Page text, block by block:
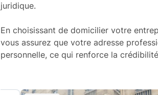
juridique.
En choisissant de domicilier votre
vous assurez que votre adresse
personnelle, ce qui renforce la